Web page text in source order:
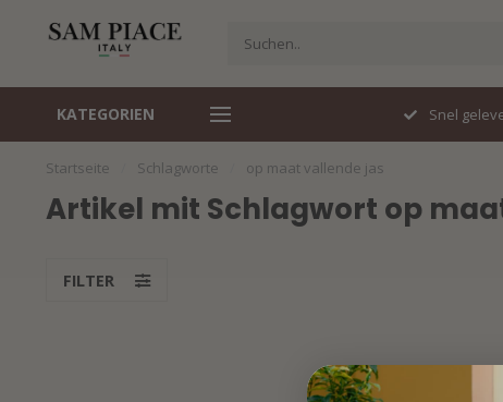
KATEGORIEN
Travelstof specialist Snel
Startseite Schlagworte op maat vallende jas
Artikel mit Schlagwort op
FILTER